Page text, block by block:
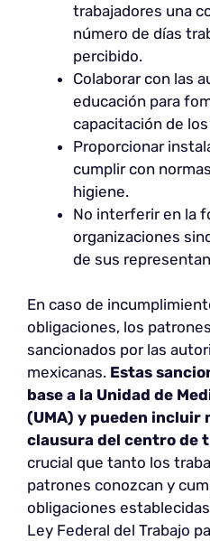
trabajadores una
número de días
percibido.
Colaborar con las
educación para
capacitación de
Proporcionar
cumplir con
higiene.
No interferir en la
organizaciones
de sus
En caso de
obligaciones, los
sancionados por las
mexicanas. Estas
base a la Unidad de
(UMA) y pueden incluir
clausura del centro de
crucial que tanto los
patrones conozcan y
obligaciones
Ley Federal del Trabajo